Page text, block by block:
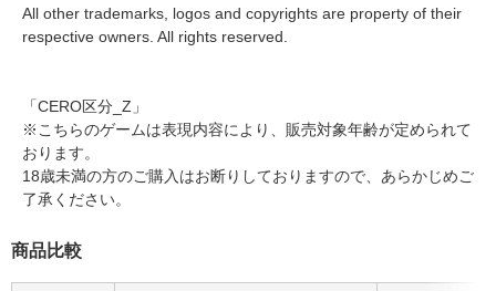
All other trademarks, logos and copyrights are property of their
respective owners. All rights reserved.
「CERO区分_Z」
※こちらのゲームは表現内容により、販売対象年齢が定められて
おります。
18歳未満の方のご購入はお断りしておりますので、あらかじめご
了承ください。
商品比較